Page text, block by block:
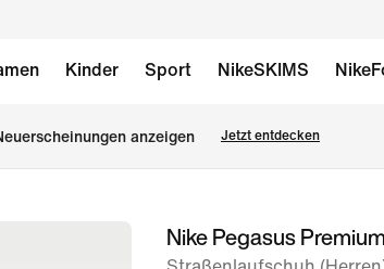
Kinder Sport NikeSKIMS
anzeigen Jetzt entdecken
Bild 1Nike Pegasus